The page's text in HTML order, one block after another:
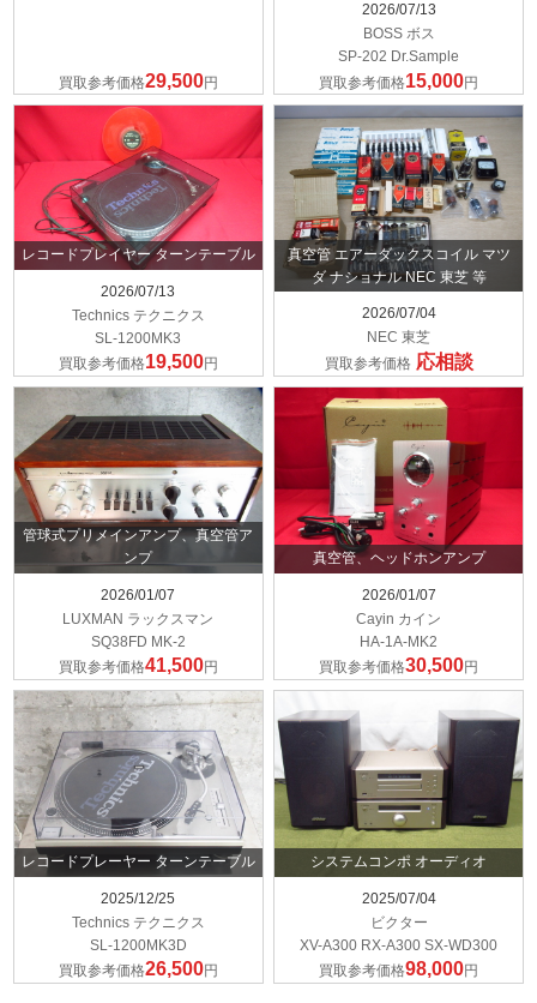
買取参考価格29,500円
2026/07/13
BOSS ボス
SP-202 Dr.Sample
買取参考価格15,000円
レコードプレイヤー ターンテーブル
2026/07/13
Technics テクニクス
SL-1200MK3
買取参考価格19,500円
真空管 エアーダックスコイル マツ
ダ ナショナル NEC 東芝 等
2026/07/04
NEC 東芝
買取参考価格 応相談
管球式プリメインアンプ、真空管ア
ンプ
2026/01/07
LUXMAN ラックスマン
SQ38FD MK-2
買取参考価格41,500円
真空管、ヘッドホンアンプ
2026/01/07
Cayin カイン
HA-1A-MK2
買取参考価格30,500円
レコードプレーヤー ターンテーブル
2025/12/25
Technics テクニクス
SL-1200MK3D
買取参考価格26,500円
システムコンポ オーディオ
2025/07/04
ビクター
XV-A300 RX-A300 SX-WD300
買取参考価格98,000円